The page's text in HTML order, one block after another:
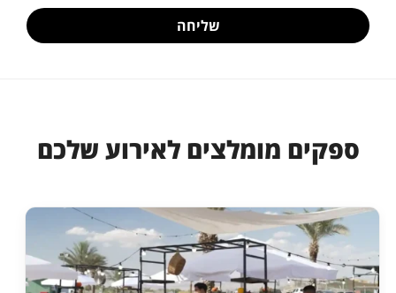
שליחה
ספקים מומלצים לאירוע שלכם